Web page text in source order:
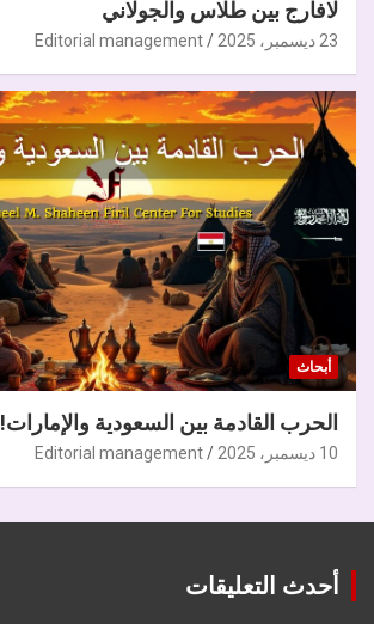
لافارج بين طلاس والجولاني
23 ديسمبر، 2025 Editorial management
أبحاث
الحرب القادمة بين السعودية والإمارات!
10 ديسمبر، 2025 Editorial management
أحدث التعليقات